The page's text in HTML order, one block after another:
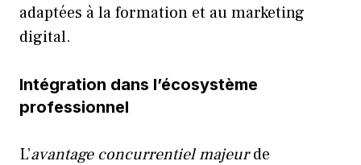
adaptées à la formation et au marketing
digital.
Intégration dans l’écosystème
professionnel
L’avantage concurrentiel majeurde